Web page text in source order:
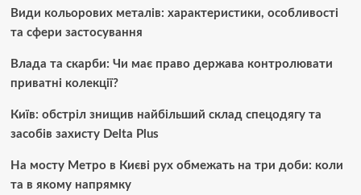
Види кольорових металів: характеристики, особливості
та сфери застосування
Влада та скарби: Чи має право держава контролювати
приватні колекції?
Київ: обстріл знищив найбільший склад спецодягу та
засобів захисту Delta Plus
На мосту Метро в Києві рух обмежать на три доби: коли
та в якому напрямку